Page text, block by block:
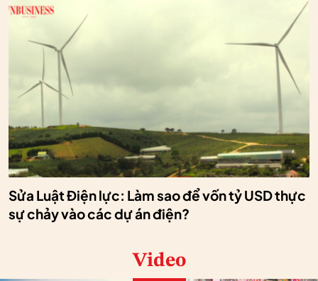
Sửa Luật Điện lực: Làm sao để vốn tỷ USD thực
sự chảy vào các dự án điện?
Video